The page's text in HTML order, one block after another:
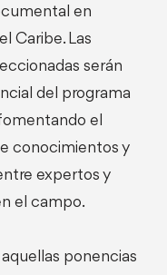
en
Caribe. Las
serán
del programa
el
conocimientos y
expertos y
el campo.
ponencias